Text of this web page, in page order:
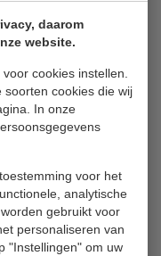
daarom
website.
cookies instellen.
cookies die wij
In onze
voor het
analytische
gebruikt voor
personaliseren van
"Instellingen" om uw
ligt vele
van het schepijs,
op een